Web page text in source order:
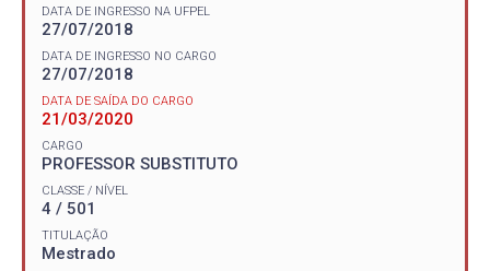
DATA DE INGRESSO NA UFPEL
27/07/2018
DATA DE INGRESSO NO CARGO
27/07/2018
DATA DE SAÍDA DO CARGO
21/03/2020
CARGO
PROFESSOR SUBSTITUTO
CLASSE / NÍVEL
4 / 501
TITULAÇÃO
Mestrado